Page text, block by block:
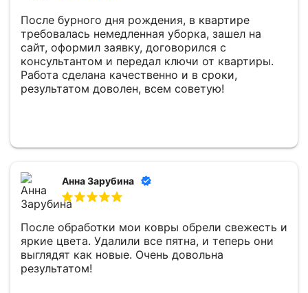
После бурного дня рождения, в квартире
требовалась немедленная уборка, зашел на
сайт, оформил заявку, договорился с
консультантом и передал ключи от квартиры.
Работа сделана качественно и в сроки,
результатом доволен, всем советую!
Анна Зарубина
После обработки мои ковры обрели свежесть и
яркие цвета. Удалили все пятна, и теперь они
выглядят как новые. Очень довольна
результатом!